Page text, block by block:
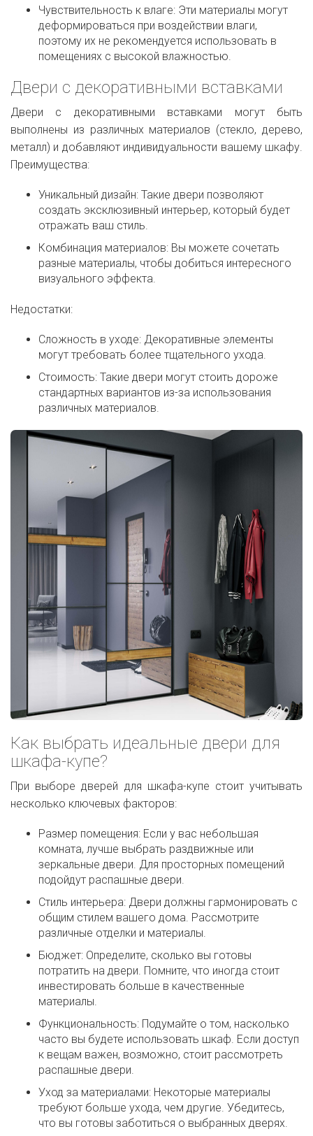
Чувствительность к влаге: Эти материалы могут
деформироваться при воздействии влаги,
поэтому их не рекомендуется использовать в
помещениях с высокой влажностью.
Двери с декоративными вставками
Двери с декоративными вставками могут быть
выполнены из различных материалов (стекло, дерево,
металл) и добавляют индивидуальности вашему шкафу.
Преимущества:
Уникальный дизайн: Такие двери позволяют
создать эксклюзивный интерьер, который будет
отражать ваш стиль.
Комбинация материалов: Вы можете сочетать
разные материалы, чтобы добиться интересного
визуального эффекта.
Недостатки:
Сложность в уходе: Декоративные элементы
могут требовать более тщательного ухода.
Стоимость: Такие двери могут стоить дороже
стандартных вариантов из-за использования
различных материалов.
Как выбрать идеальные двери для
шкафа-купе?
При выборе дверей для шкафа-купе стоит учитывать
несколько ключевых факторов:
Размер помещения: Если у вас небольшая
комната, лучше выбрать раздвижные или
зеркальные двери. Для просторных помещений
подойдут распашные двери.
Стиль интерьера: Двери должны гармонировать с
общим стилем вашего дома. Рассмотрите
различные отделки и материалы.
Бюджет: Определите, сколько вы готовы
потратить на двери. Помните, что иногда стоит
инвестировать больше в качественные
материалы.
Функциональность: Подумайте о том, насколько
часто вы будете использовать шкаф. Если доступ
к вещам важен, возможно, стоит рассмотреть
распашные двери.
Уход за материалами: Некоторые материалы
требуют больше ухода, чем другие. Убедитесь,
что вы готовы заботиться о выбранных дверях.